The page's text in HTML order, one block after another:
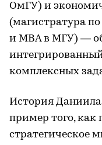
ОмГУ) и
(магистратура
и MBA в МГУ) —
комплексных
История
пример того, как
стратегическое